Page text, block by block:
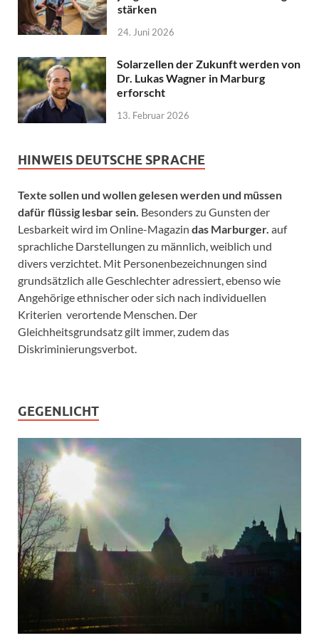
stärken
24. Juni 2026
Solarzellen der Zukunft werden von
Dr. Lukas Wagner in Marburg
erforscht
13. Februar 2026
HINWEIS DEUTSCHE SPRACHE
Texte sollen und wollen gelesen werden und müssen
dafür flüssig lesbar sein. Besonders zu Gunsten der
Lesbarkeit wird im Online-Magazin das Marburger. auf
sprachliche Darstellungen zu männlich, weiblich und
divers verzichtet. Mit Personenbezeichnungen sind
grundsätzlich alle Geschlechter adressiert, ebenso wie
Angehörige ethnischer oder sich nach individuellen
Kriterien verortende Menschen. Der
Gleichheitsgrundsatz gilt immer, zudem das
Diskriminierungsverbot.
GEGENLICHT